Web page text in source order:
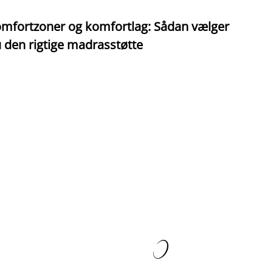
og komfortlag: Sådan vælger
den rigtige madrasstøtte
